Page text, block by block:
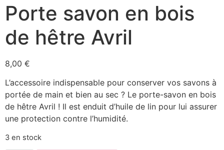
Porte savon en bois
de hêtre Avril
8,00 €
L’accessoire indispensable pour conserver vos savons à
portée de main et bien au sec ? Le porte-savon en bois
de hêtre Avril ! Il est enduit d’huile de lin pour lui assurer
une protection contre l’humidité.
3 en stock